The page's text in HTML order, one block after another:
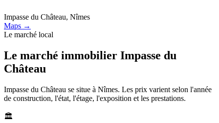
Impasse du Château, Nîmes
Maps →
Le marché local
Le marché immobilier Impasse du
Château
Impasse du Château se situe à Nîmes. Les prix varient selon l'année
de construction, l'état, l'étage, l'exposition et les prestations.
🏛️